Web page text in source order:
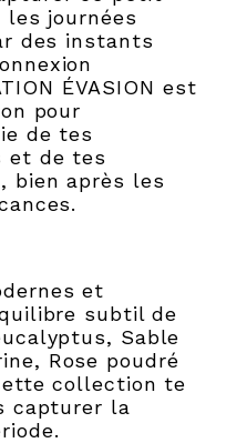
les journées
des instants
ÉVASION est
pour
de tes
et de tes
bien après les
et
subtil de
Sable
Rose poudré
collection te
capturer la